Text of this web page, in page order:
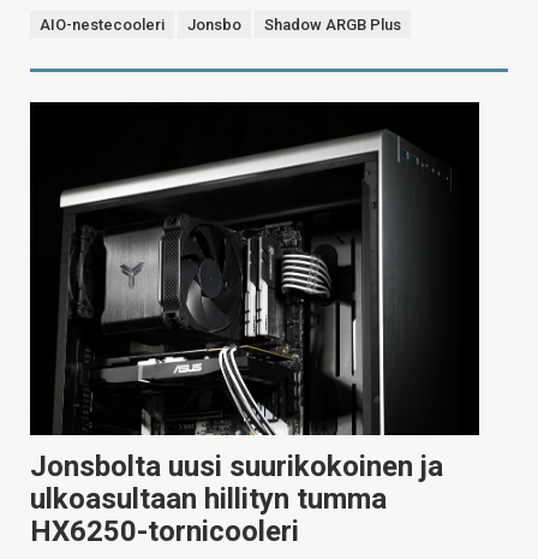
AIO-nestecooleri Jonsbo Shadow ARGB Plus
Jonsbolta uusi suurikokoinen ja
ulkoasultaan hillityn tumma
HX6250-tornicooleri